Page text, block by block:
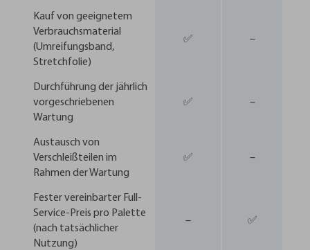
Kauf von geeignetem
Verbrauchsmaterial
(Umreifungsband,
Stretchfolie)
✅ –
Durchführung der jährlich
vorgeschriebenen
Wartung
✅ –
Austausch von
Verschleißteilen im
Rahmen der Wartung
✅ –
Fester vereinbarter Full-
Service-Preis pro Palette
(nach tatsächlicher
Nutzung)
– ✅